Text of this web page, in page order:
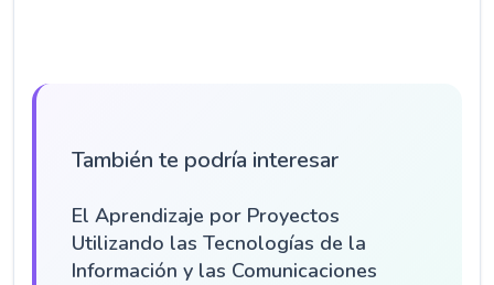
También te podría interesar
El Aprendizaje por Proyectos
Utilizando las Tecnologías de la
Información y las Comunicaciones